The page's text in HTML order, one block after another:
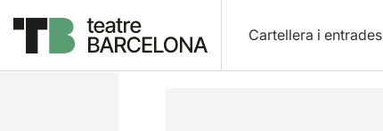
Cartellera i entrades